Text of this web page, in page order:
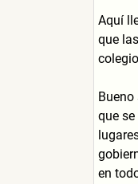
Aquí
que
Bueno
que
en